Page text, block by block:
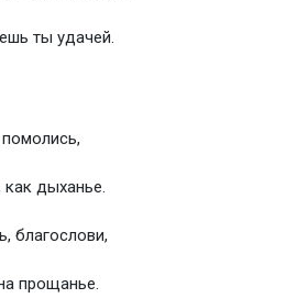
ты удачей.
дыханье.
благослови,
прощанье.